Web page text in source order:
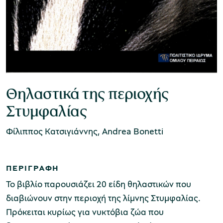
Μουσείο Ελιάς και Ελληνικού Λαδιού
Μουσείο Βιομηχανικής Ελαιουργίας
Λέσβου
Μουσείο Πλινθοκεραμοποιίας N. & Σ.
Τσαλαπάτα
Θηλαστικά της περιοχής
Στυμφαλίας
Φίλιππος Κατσιγιάννης, Andrea Bonetti
ΠΕΡΙΓΡΑΦΗ
Το βιβλίο παρουσιάζει 20 είδη θηλαστικών που
διαβιώνουν στην περιοχή της λίμνης Στυμφαλίας.
Πρόκειται κυρίως για νυκτόβια ζώα που